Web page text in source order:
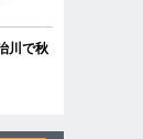
川で秋